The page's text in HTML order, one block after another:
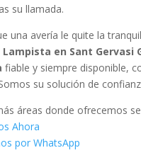
su llamada.
una avería le quite la
Lampista en Sant Gervasi
fiable y siempre disponible,
su solución de
áreas donde ofrecemos
Ahora
por WhatsApp